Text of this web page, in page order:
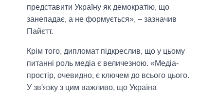
представити Україну як демократію, що
занепадає, а не формується», – зазначив
Пайєтт.
Крім того, дипломат підкреслив, що у цьому
питанні роль медіа є величезною. «Медіа-
простір, очевидно, є ключем до всього цього.
У зв'язку з цим важливо, що Україна